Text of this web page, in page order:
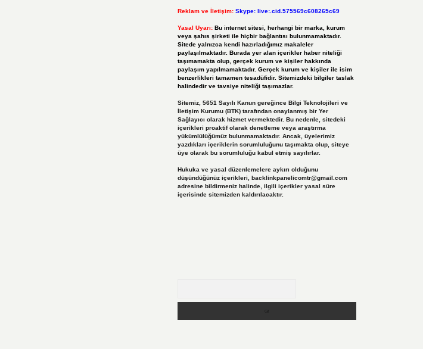
Reklam ve İletişim: Skype: live:.cid.575569c608265c69
Yasal Uyarı: Bu internet sitesi, herhangi bir marka, kurum
veya şahıs şirketi ile hiçbir bağlantısı bulunmamaktadır.
Sitede yalnızca kendi hazırladığımız makaleler
paylaşılmaktadır. Burada yer alan içerikler haber niteliği
taşımamakta olup, gerçek kurum ve kişiler hakkında
paylaşım yapılmamaktadır. Gerçek kurum ve kişiler ile isim
benzerlikleri tamamen tesadüfidir. Sitemizdeki bilgiler taslak
halindedir ve tavsiye niteliği taşımazlar.
Sitemiz, 5651 Sayılı Kanun gereğince Bilgi Teknolojileri ve
İletişim Kurumu (BTK) tarafından onaylanmış bir Yer
Sağlayıcı olarak hizmet vermektedir. Bu nedenle, sitedeki
içerikleri proaktif olarak denetleme veya araştırma
yükümlülüğümüz bulunmamaktadır. Ancak, üyelerimiz
yazdıkları içeriklerin sorumluluğunu taşımakta olup, siteye
üye olarak bu sorumluluğu kabul etmiş sayılırlar.
Hukuka ve yasal düzenlemelere aykırı olduğunu
düşündüğünüz içerikleri, backlinkpanelicomtr@gmail.com
adresine bildirmeniz halinde, ilgili içerikler yasal süre
içerisinde sitemizden kaldırılacaktır.